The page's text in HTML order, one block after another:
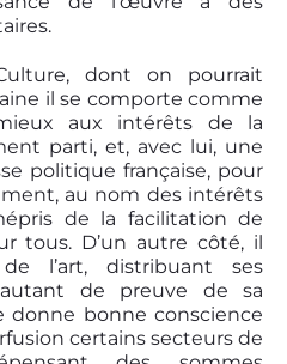
dont on pourrait
il se comporte comme
aux intérêts de la
parti, et, avec lui, une
politique française, pour
au nom des intérêts
de la facilitation de
tous. D’un autre côté, il
l’art, distribuant ses
de preuve de sa
donne bonne conscience
certains secteurs de